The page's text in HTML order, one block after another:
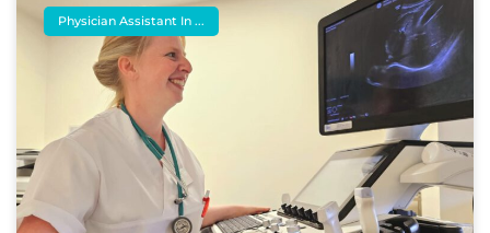
Physician Assistant In ...